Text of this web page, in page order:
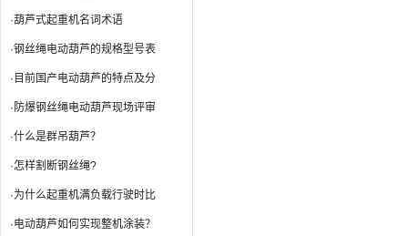
·葫芦式起重机名词术语
·钢丝绳电动葫芦的规格型号表
·目前国产电动葫芦的特点及分
·防爆钢丝绳电动葫芦现场评审
·什么是群吊葫芦？
·怎样割断钢丝绳?
·为什么起重机满负载行驶时比
·电动葫芦如何实现整机涂装？